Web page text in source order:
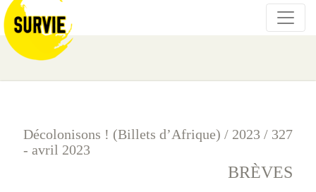
Décolonisons ! (Billets d’Afrique) / 2023 / 327
- avril 2023
BRÈVES